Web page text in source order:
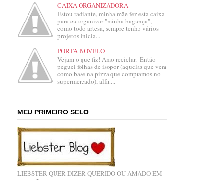
CAIXA ORGANIZADORA
Estou radiante, minha mãe fez esta caixa
para eu organizar "minha bagunça",
como todo artesã, sempre tenho vários
projetos inicia...
PORTA-NOVELO
Vejam o que fiz! Amo reciclar. Então
peguei folhas de isopor (aquelas que vem
como base na pizza que compramos no
supermercado), alfin...
MEU PRIMEIRO SELO
LIEBSTER QUER DIZER QUERIDO OU AMADO EM